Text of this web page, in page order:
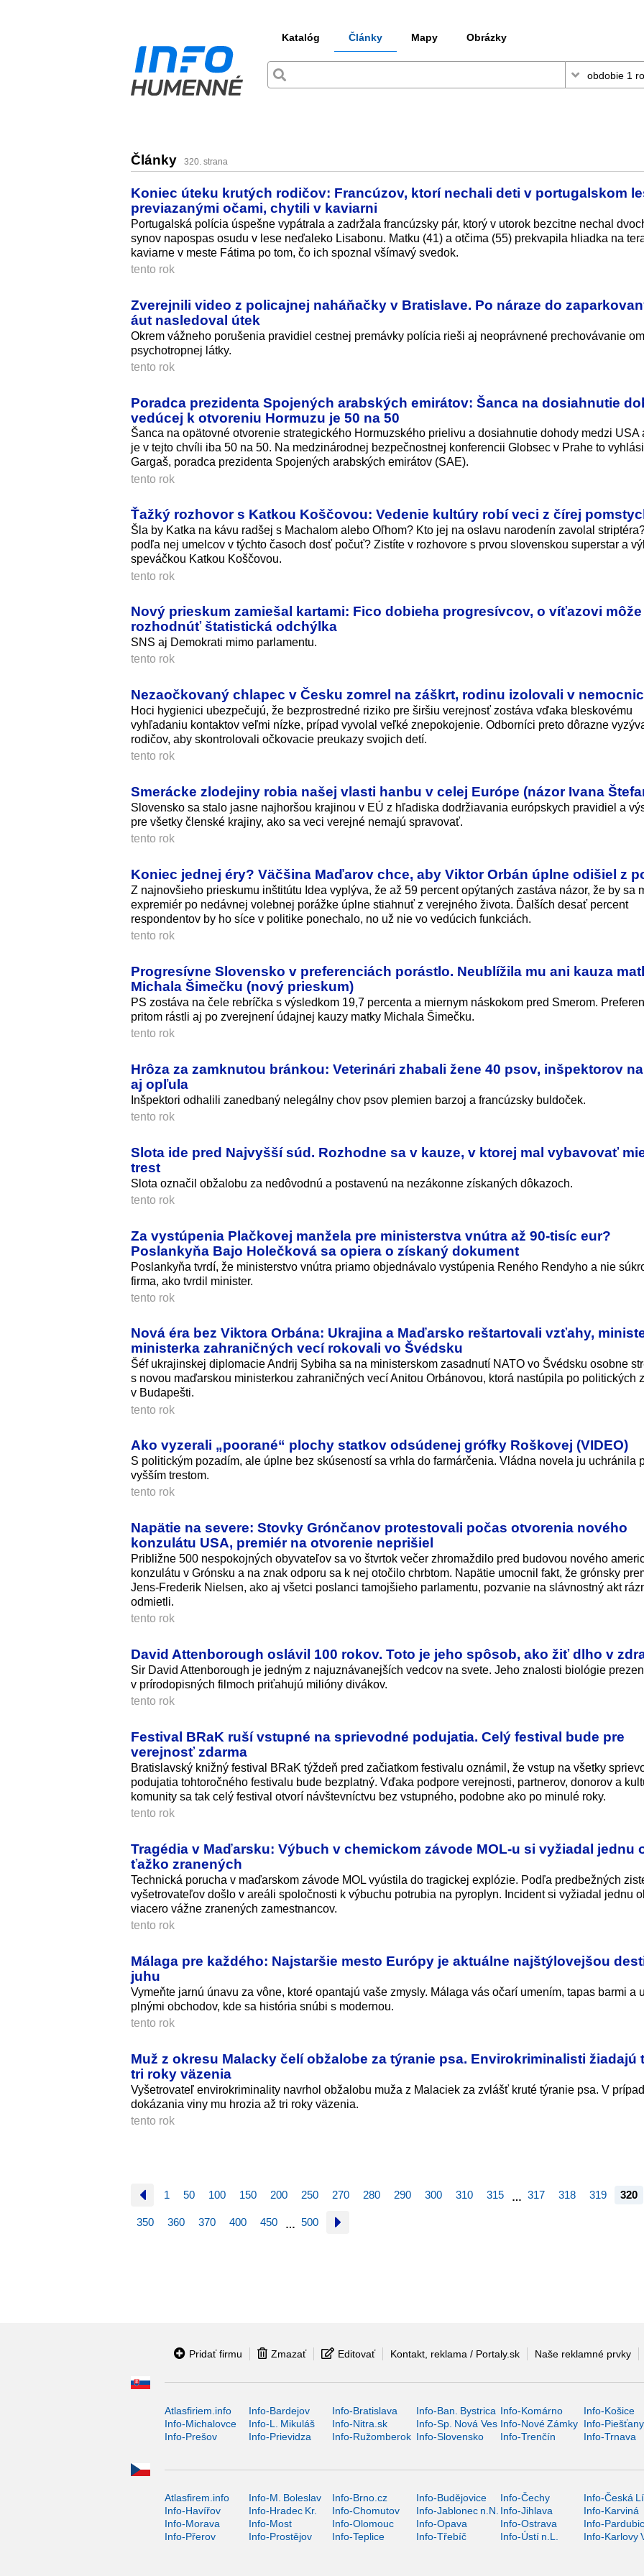
Katalóg Články Mapy Obrázky
Články 320. strana
Koniec úteku krutých rodičov: Francúzov, ktorí nechali deti v portugalskom
previazanými očami, chytili v kaviarni
Portugalská polícia úspešne vypátrala a zadržala francúzsky pár, ktorý v utorok bezcitne nechal
synov napospas osudu v lese neďaleko Lisabonu. Matku (41) a otčima (55) prekvapila hliadka na
kaviarne v meste Fátima po tom, čo ich spoznal všímavý svedok.
tento rok
Zverejnili video z policajnej naháňačky v Bratislave. Po náraze do
áut nasledoval útek
Okrem vážneho porušenia pravidiel cestnej premávky polícia rieši aj neoprávnené prechovávanie
psychotropnej lát­ky.
tento rok
Poradca prezidenta Spojených arabských emirátov: Šanca na dosiahnutie
vedúcej k otvoreniu Hormuzu je 50 na 50
Šanca na opätovné otvorenie strategického Hormuzského prielivu a dosiahnutie dohody medzi USA
je v tejto chvíli iba 50 na 50. Na medzinárodnej bezpečnostnej konferencii Globsec v Prahe to
Gargaš, poradca prezidenta Spojených arabských emirátov (SAE).
tento rok
Ťažký rozhovor s Katkou Koščovou: Vedenie kultúry robí veci z čírej
Šla by Katka na kávu radšej s Machalom alebo Oľhom? Kto jej na oslavu narodenín zavolal
podľa nej umelcov v týchto časoch dosť počuť? Zistíte v rozhovore s prvou slovenskou superstar a
speváčkou Katkou Koščovou.
tento rok
Nový prieskum zamiešal kartami: Fico dobieha progresívcov, o víťazovi môže
rozhodnúť štatistická odchýlka
SNS aj Demokrati mimo parlamentu.
tento rok
Nezaočkovaný chlapec v Česku zomrel na záškrt, rodinu izolovali v
Hoci hygienici ubezpečujú, že bezprostredné riziko pre širšiu verejnosť zostáva vďaka bleskovému
vyhľadaniu kontaktov veľmi nízke, prípad vyvolal veľké znepokojenie. Odborníci preto dôrazne
rodičov, aby skontrolovali očkovacie preukazy svojich detí.
tento rok
Smerácke zlodejiny robia našej vlasti hanbu v celej Európe (názor Ivana
Slovensko sa stalo jasne najhoršou krajinou v EÚ z hľadiska dodržiavania európskych pravidiel a
pre všetky členské krajiny, ako sa veci verejné nemajú spravovať.
tento rok
Koniec jednej éry? Väčšina Maďarov chce, aby Viktor Orbán úplne odišiel z
Z najnovšieho prieskumu inštitútu Idea vyplýva, že až 59 percent opýtaných zastáva názor, že by sa
expremiér po nedávnej volebnej porážke úplne stiahnuť z verejného života. Ďalších desať percent
respondentov by ho síce v politike ponechalo, no už nie vo vedúcich funkciách.
tento rok
Progresívne Slovensko v preferenciách porástlo. Neublížila mu ani kauza
Michala Šimečku (nový prieskum)
PS zostáva na čele rebríčka s výsledkom 19,7 percenta a miernym náskokom pred Smerom.
pritom rástli aj po zverejnení údajnej kauzy matky Michala Šimečku.
tento rok
Hrôza za zamknutou bránkou: Veterinári zhabali žene 40 psov, inšpektorov
aj opľula
Inšpektori odhalili zanedbaný nelegálny chov psov plemien barzoj a francúzsky buldoček.
tento rok
Slota ide pred Najvyšší súd. Rozhodne sa v kauze, v ktorej mal vybavovať
trest
Slota označil obžalobu za nedôvodnú a postavenú na nezákonne získaných dôkazoch.
tento rok
Za vystúpenia Plačkovej manžela pre ministerstva vnútra až 90-tisíc eur?
Poslankyňa Bajo Holečková sa opiera o získaný dokument
Poslankyňa tvrdí, že ministerstvo vnútra priamo objednávalo vystúpenia Reného Rendyho a nie
firma, ako tvrdil minister.
tento rok
Nová éra bez Viktora Orbána: Ukrajina a Maďarsko reštartovali vzťahy,
ministerka zahraničných vecí rokovali vo Švédsku
Šéf ukrajinskej diplomacie Andrij Sybiha sa na ministerskom zasadnutí NATO vo Švédsku osobne
s novou maďarskou ministerkou zahraničných vecí Anitou Orbánovou, ktorá nastúpila po politických
v Budapešti.
tento rok
Ako vyzerali „poorané“ plochy statkov odsúdenej grófky Roškovej (VIDEO)
S politickým pozadím, ale úplne bez skúseností sa vrhla do farmárčenia. Vládna novela ju uchránila
vyšším trestom.
tento rok
Napätie na severe: Stovky Grónčanov protestovali počas otvorenia nového
konzulátu USA, premiér na otvorenie neprišiel
Približne 500 nespokojných obyvateľov sa vo štvrtok večer zhromaždilo pred budovou nového
konzulátu v Grónsku a na znak odporu sa k nej otočilo chrbtom. Napätie umocnil fakt, že grónsky
Jens-Frederik Nielsen, ako aj všetci poslanci tamojšieho parlamentu, pozvanie na slávnostný akt
odmietli.
tento rok
David Attenborough oslávil 100 rokov. Toto je jeho spôsob, ako žiť dlho v
Sir David Attenborough je jedným z najuznávanejších vedcov na svete. Jeho znalosti biológie
v prírodopisných filmoch priťahujú milióny divákov.
tento rok
Festival BRaK ruší vstupné na sprievodné podujatia. Celý festival bude pre
verejnosť zdarma
Bratislavský knižný festival BRaK týždeň pred začiatkom festivalu oznámil, že vstup na všetky
podujatia tohtoročného festivalu bude bezplatný. Vďaka podpore verejnosti, partnerov, donorov a
komunity sa tak celý festival otvorí návštevníctvu bez vstupného, podobne ako po minulé roky.
tento rok
Tragédia v Maďarsku: Výbuch v chemickom závode MOL-u si vyžiadal jednu
ťažko zranených
Technická porucha v maďarskom závode MOL vyústila do tragickej explózie. Podľa predbežných
vyšetrovateľov došlo v areáli spoločnosti k výbuchu potrubia na pyroplyn. Incident si vyžiadal jednu
viacero vážne zranených zamestnancov.
tento rok
Málaga pre každého: Najstaršie mesto Európy je aktuálne najštýlovejšou
juhu
Vymeňte jarnú únavu za vône, ktoré opantajú vaše zmysly. Málaga vás očarí umením, tapas barmi a
plnými obchodov, kde sa história snúbi s modernou.
tento rok
Muž z okresu Malacky čelí obžalobe za týranie psa. Envirokriminalisti žiadajú
tri roky väzenia
Vyšetrovateľ envirokriminality navrhol obžalobu muža z Malaciek za zvlášť kruté týranie psa. V
dokázania viny mu hrozia až tri roky väzenia.
tento rok
1 50 100 150 200 250 270 280 290 300 310 315 … 317 318 319 320
350 360 370 400 450 … 500
Pridať firmu Zmazať Editovať Kontakt, reklama / Portaly.sk Naše reklamné prvky
Atlasfiriem.info Info-Bardejov Info-Bratislava Info-Ban. Bystrica Info-Komárno Info-Košice
Info-Michalovce
Info-L. Mikuláš Info-Nitra.sk Info-Sp. Nová Ves Info-Nové Zámky Info-Piešťany
Info-Prešov
Info-Prievidza Info-Ružomberok Info-Slovensko Info-Trenčín Info-Trnava
Atlasfirem.info Info-M. Boleslav Info-Brno.cz Info-Budějovice Info-Čechy Info-Česká
Info-Havířov
Info-Hradec Kr. Info-Chomutov Info-Jablonec n.N. Info-Jihlava Info-Karviná
Info-Morava
Info-Most Info-Olomouc Info-Opava Info-Ostrava Info-
Info-Přerov
Info-Prostějov Info-Teplice Info-Třebíč Info-Ústí n.L. Info-Karlovy